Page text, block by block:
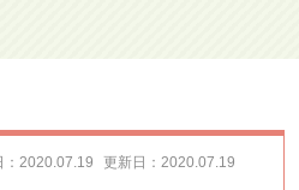
：2020.07.19 更新日：2020.07.19